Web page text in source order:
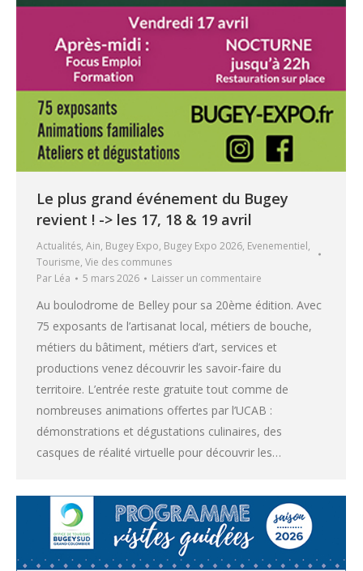
Le plus grand événement du Bugey
revient ! -> les 17, 18 & 19 avril
Actualités, Ain, Bugey Expo, Bugey Expo 2026, Evenementiel,
Tourisme, Vie des communes
Par Léa 5 mars 2026 Laisser un commentaire
Au boulodrome de Belley pour sa 20ème édition. Avec
75 exposants de l’artisanat local, métiers de bouche,
métiers du bâtiment, métiers d’art, services et
productions venez découvrir les savoir-faire du
territoire. L’entrée reste gratuite tout comme de
nombreuses animations offertes par l’UCAB :
démonstrations et dégustations culinaires, des
casques de réalité virtuelle pour découvrir les…